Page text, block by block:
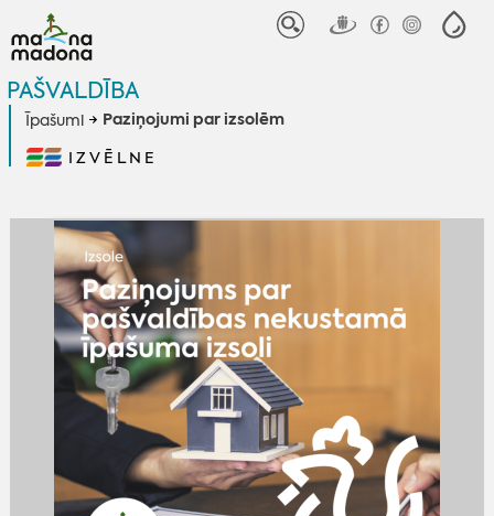
PAŠVALDĪBA
Īpašumi Paziņojumi par izsolēm
IZVĒLNE